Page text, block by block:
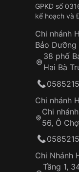
GPKD số
kế hoạch và
Chi nhánh
Bảo Dưỡng
38 phố
Hai Bà
Chi nhánh
Chi
56, Ô
Chi Nhánh
Tầng 1,